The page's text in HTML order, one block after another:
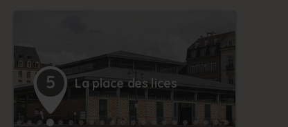
5 La place des lices